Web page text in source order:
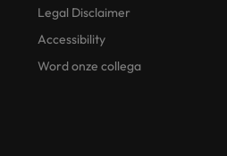
Legal Disclaimer
Accessibility
Word onze collega